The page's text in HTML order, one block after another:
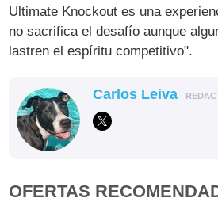
Ultimate Knockout es una
no sacrifica el desafío aunque
lastren el espíritu competitivo".
Carlos Leiva
OFERTAS